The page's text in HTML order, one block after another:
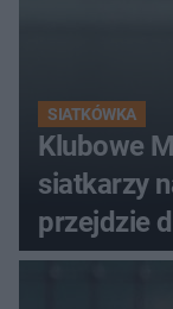
SIATKÓWKA
Klubowe
siatkarzy
przejdzie